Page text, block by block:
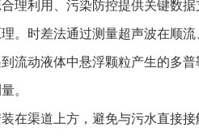
理利用、污染防控提供关键数据
。时差法通过测量超声波在顺
流动液体中悬浮颗粒产生的多
。
在渠道上方，避免与污水直接